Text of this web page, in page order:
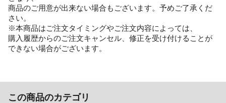
商品のご用意が出来ない場合もございます。予めご了承くだ
さい。
※本商品はご注文タイミングやご注文内容によっては、
購入履歴からのご注文キャンセル、修正を受け付けることが
できない場合がございます。
この商品のカテゴリ